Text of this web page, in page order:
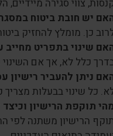
צווי סגירה
יש חובת ביטוח
כן. מומלץ להחזיק
שינוי בתפריט מחייב
כלל לא, אך אם השינוי
ניתן להעביר
כל שינוי בבעלות
תוקפת הרישיון
הרישיון משתנה